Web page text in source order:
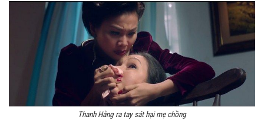
Thanh Hằng ra tay sát hại mẹ chồng